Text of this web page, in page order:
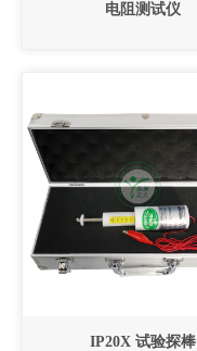
电阻测试仪
IP20X 试验探棒